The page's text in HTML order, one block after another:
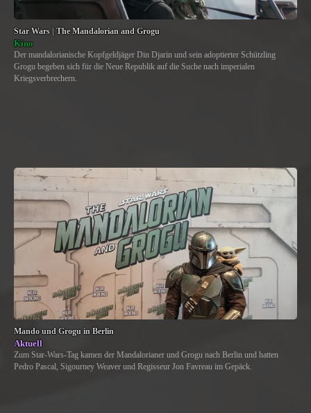
Star Wars | The Mandalorian and Grogu
Kino
Der mandalorianische Kopfgeldjäger Din Djarin und sein adoptierter Schützling
Grogu begeben sich für die Neue Republik auf die Suche nach imperialen
Kriegsverbrechern.
Mando und Grogu in Berlin
Aktuell
Zum Star-Wars-Tag kamen der Mandalorianer und Grogu nach Berlin und hatten
Pedro Pascal, Sigourney Weaver und Regisseur Jon Favreau im Gepäck.